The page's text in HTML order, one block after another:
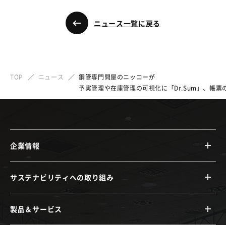
ニュース一覧に戻る
TOP ニュース
鋼管専門問屋のニッコーが
予実管理や在庫管理の可視化に「Dr.Sum」、帳票
企業情報
サステナビリティへの取り組み
製品＆サービス